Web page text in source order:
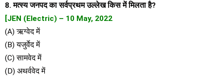
8. मत्स्य जनपद का सर्वप्रथम उल्लेख किस में मिलता है?
[JEN (Electric) – 10 May, 2022
(A) ऋग्वेद में
(B) यजुर्वेद में
(C) सामवेद में
(D) अथर्ववेद में